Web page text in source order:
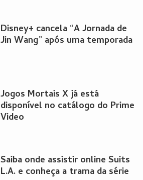
Disney+ cancela “A Jornada de
Jin Wang” após uma temporada
Jogos Mortais X já está
disponível no catálogo do Prime
Video
Saiba onde assistir online Suits
L.A. e conheça a trama da série